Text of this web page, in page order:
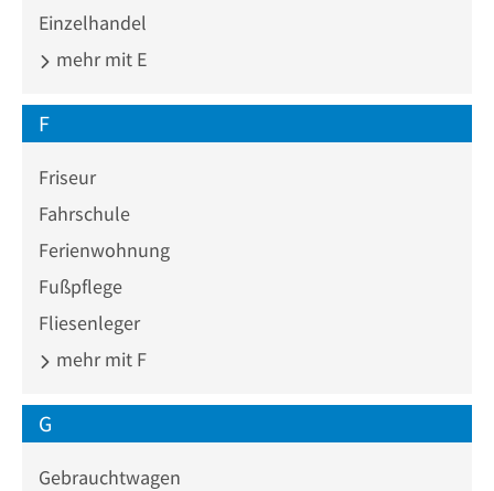
Einzelhandel
mehr mit E
F
Friseur
Fahrschule
Ferienwohnung
Fußpflege
Fliesenleger
mehr mit F
G
Gebrauchtwagen